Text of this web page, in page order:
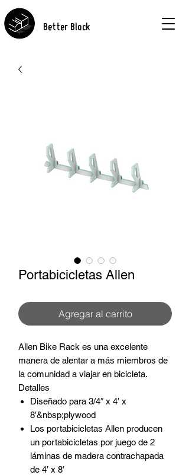
Better Block
Portabicicletas Allen
Agregar al carrito
Allen Bike Rack es una excelente
manera de alentar a más miembros de
la comunidad a viajar en bicicleta.
Detalles
Diseñado para 3/4″ x 4′ x
8′&nbsp;plywood
Los portabicicletas Allen producen
un portabicicletas por juego de 2
láminas de madera contrachapada
de 4′ x 8′